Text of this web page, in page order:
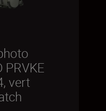
PRVKE
vert